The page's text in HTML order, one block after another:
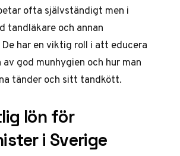
ofta självständigt men i
tandläkare och annan
har en viktig roll i att educera
god munhygien och hur man
tänder och sitt tandkött.
lön för
i Sverige